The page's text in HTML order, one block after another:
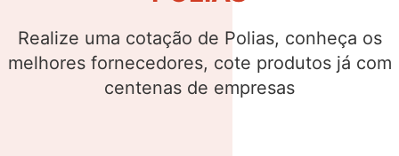
Realize uma cotação de Buchas, conheça os
melhores fornecedores, cote produtos já com
centenas de empresas